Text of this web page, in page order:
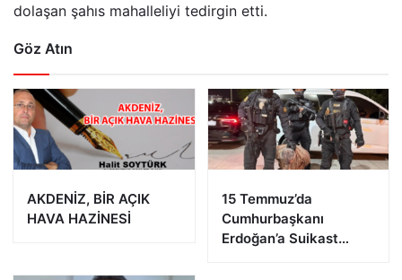
dolaşan şahıs mahalleliyi tedirgin etti.
Göz Atın
AKDENİZ, BİR AÇIK
HAVA HAZİNESİ
15 Temmuz’da
Cumhurbaşkanı
Erdoğan’a Suikast